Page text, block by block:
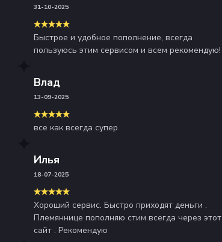
31-10-2025
Быстрое и удобное пополнение, всегда
пользуюсь этим сервисом и всем рекомендую!
Влад
13-09-2025
все как всегда супер
Илья
18-07-2025
Хороший сервис. Быстро приходят деньги .
Племяннице пополняю стим всегда через этот
сайт . Рекомендую